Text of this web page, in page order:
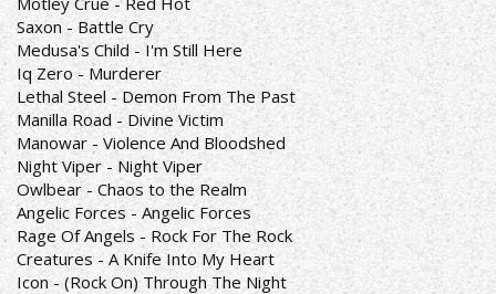
Saxon - Battle Cry
Medusa's Child - I'm Still Here
Iq Zero - Murderer
Lethal Steel - Demon From The Past
Manilla Road - Divine Victim
Manowar - Violence And Bloodshed
Night Viper - Night Viper
Owlbear - Chaos to the Realm
Angelic Forces - Angelic Forces
Rage Of Angels - Rock For The Rock
Creatures - A Knife Into My Heart
Icon - (Rock On) Through The Night